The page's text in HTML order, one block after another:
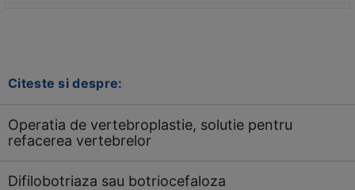
Citeste si despre:
Operatia de vertebroplastie, solutie pentru
refacerea vertebrelor
Difilobotriaza sau botriocefaloza